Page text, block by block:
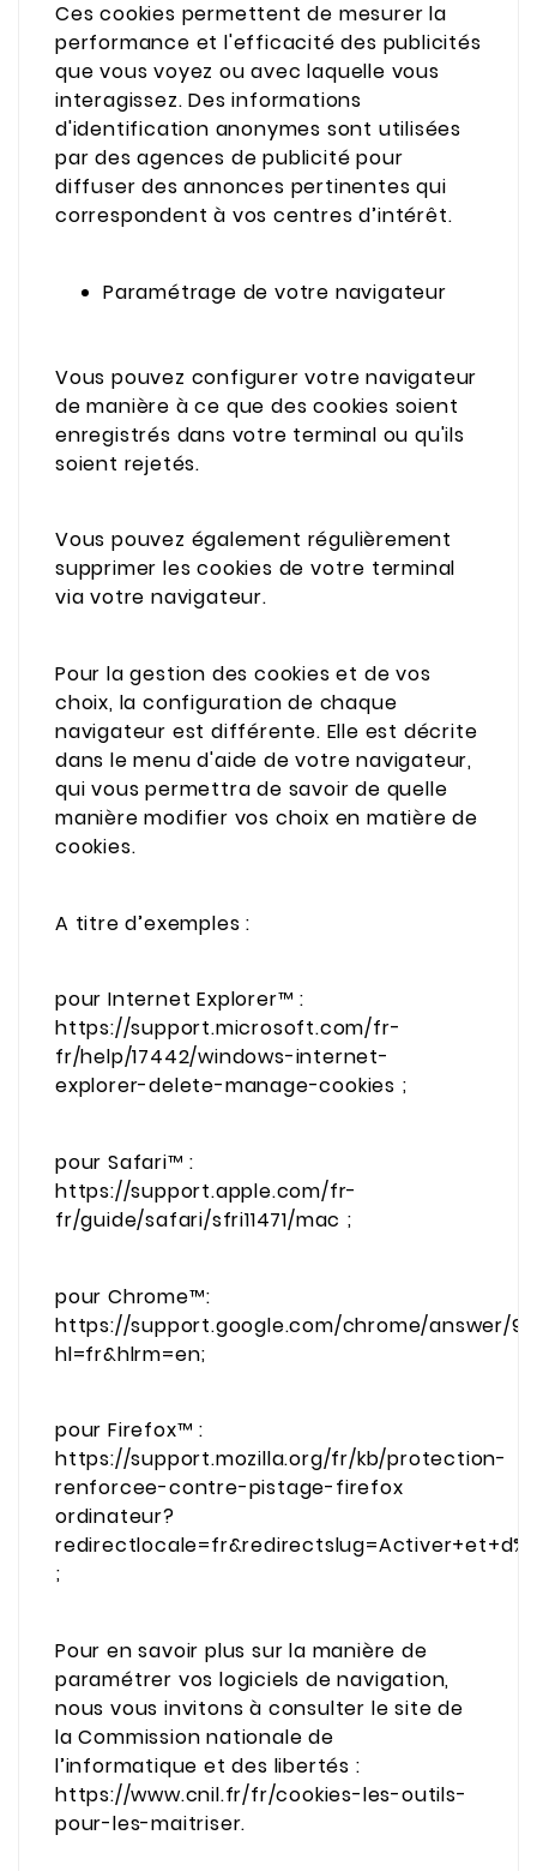
Ces cookies permettent de mesurer la
performance et l'efficacité des publicités
que vous voyez ou avec laquelle vous
interagissez. Des informations
d'identification anonymes sont utilisées
par des agences de publicité pour
diffuser des annonces pertinentes qui
correspondent à vos centres d’intérêt.
Paramétrage de votre navigateur
Vous pouvez configurer votre navigateur
de manière à ce que des cookies soient
enregistrés dans votre terminal ou qu'ils
soient rejetés.
Vous pouvez également régulièrement
supprimer les cookies de votre terminal
via votre navigateur.
Pour la gestion des cookies et de vos
choix, la configuration de chaque
navigateur est différente. Elle est décrite
dans le menu d'aide de votre navigateur,
qui vous permettra de savoir de quelle
manière modifier vos choix en matière de
cookies.
A titre d’exemples :
pour Internet Explorer™ :
https://support.microsoft.com/fr-
fr/help/17442/windows-internet-
explorer-delete-manage-cookies ;
pour Safari™ :
https://support.apple.com/fr-
fr/guide/safari/sfri11471/mac ;
pour Chrome™:
https://support.google.com/chrome/answer/
hl=fr&hlrm=en;
pour Firefox™ :
https://support.mozilla.org/fr/kb/protection-
renforcee-contre-pistage-firefox
ordinateur?
;
Pour en savoir plus sur la manière de
paramétrer vos logiciels de navigation,
nous vous invitons à consulter le site de
la Commission nationale de
l’informatique et des libertés :
https://www.cnil.fr/fr/cookies-les-outils-
pour-les-maitriser.